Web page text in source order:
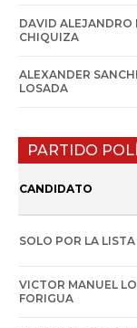
DAVID ALEJANDRO
CHIQUIZA
ALEXANDER
LOSADA
PARTIDO
CANDIDATO
SOLO POR LA LISTA
VICTOR MANUEL
FORIGUA